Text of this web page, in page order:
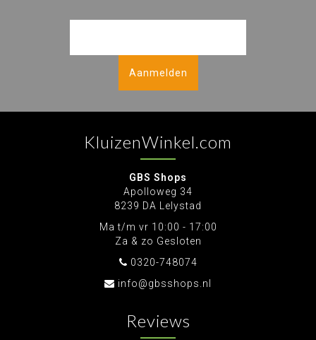
Aanmelden
KluizenWinkel.com
GBS Shops
Apolloweg 34
8239 DA Lelystad
Ma t/m vr 10:00 - 17:00
Za & zo Gesloten
0320-748074
info@gbsshops.nl
Reviews